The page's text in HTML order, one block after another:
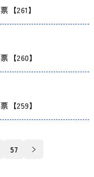
261】
【260】
【259】
57